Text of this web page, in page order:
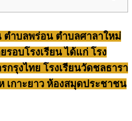
ำบลพร่อน ตำบลศาลาใหม่
อบโรงเรียน ได้แก่ โรง
รุงไทย โรงเรียนวัดชลธารา
เกาะยาว ห้องสมุดประชาชน